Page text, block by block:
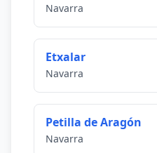
Navarra
Etxalar
Navarra
Petilla de Aragón
Navarra